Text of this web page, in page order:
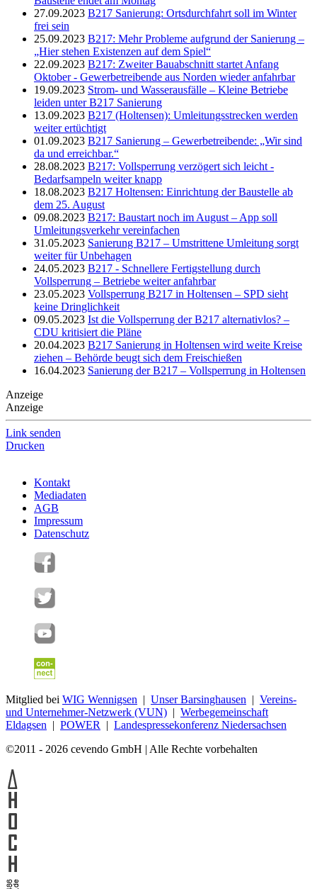
27.09.2023 B217 Sanierung: Ortsdurchfahrt soll im Winter
frei sein
25.09.2023 B217: Mehr Probleme aufgrund der Sanierung –
„Hier stehen Existenzen auf dem Spiel“
22.09.2023 B217: Zweiter Bauabschnitt startet Anfang
Oktober - Gewerbetreibende aus Norden wieder anfahrbar
19.09.2023 Strom- und Wasserausfälle – Kleine Betriebe
leiden unter B217 Sanierung
13.09.2023 B217 (Holtensen): Umleitungsstrecken werden
weiter ertüchtigt
01.09.2023 B217 Sanierung – Gewerbetreibende: „Wir sind
da und erreichbar.“
28.08.2023 B217: Vollsperrung verzögert sich leicht -
Bedarfsampeln weiter knapp
18.08.2023 B217 Holtensen: Einrichtung der Baustelle ab
dem 25. August
09.08.2023 B217: Baustart noch im August – App soll
Umleitungsverkehr vereinfachen
31.05.2023 Sanierung B217 – Umstrittene Umleitung sorgt
weiter für Unbehagen
24.05.2023 B217 - Schnellere Fertigstellung durch
Vollsperrung – Betriebe weiter anfahrbar
23.05.2023 Vollsperrung B217 in Holtensen – SPD sieht
keine Dringlichkeit
09.05.2023 Ist die Vollsperrung der B217 alternativlos? –
CDU kritisiert die Pläne
20.04.2023 B217 Sanierung in Holtensen wird weite Kreise
ziehen – Behörde beugt sich dem Freischießen
16.04.2023 Sanierung der B217 – Vollsperrung in Holtensen
Anzeige
Anzeige
Link senden
Drucken
Kontakt
Mediadaten
AGB
Impressum
Datenschutz
Mitglied bei WIG Wennigsen | Unser Barsinghausen | Vereins-
und Unternehmer-Netzwerk (VUN) | Werbegemeinschaft
Eldagsen | POWER | Landespressekonferenz Niedersachsen
©2011 - 2026 cevendo GmbH | Alle Rechte vorbehalten